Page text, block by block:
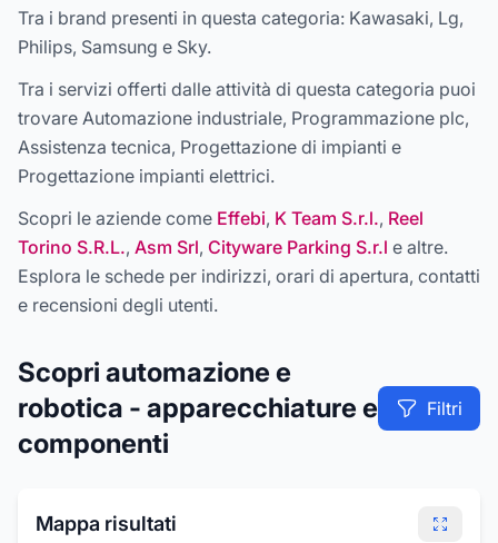
Tra i brand presenti in questa categoria: Kawasaki, Lg,
Philips, Samsung e Sky.
Tra i servizi offerti dalle attività di questa categoria puoi
trovare Automazione industriale, Programmazione plc,
Assistenza tecnica, Progettazione di impianti e
Progettazione impianti elettrici.
Scopri le aziende come Effebi, K Team S.r.l., Reel
Torino S.R.L., Asm Srl, Cityware Parking S.r.l e altre.
Esplora le schede per indirizzi, orari di apertura, contatti
e recensioni degli utenti.
Scopri automazione e
robotica - apparecchiature e
componenti
Filtri
Mappa risultati